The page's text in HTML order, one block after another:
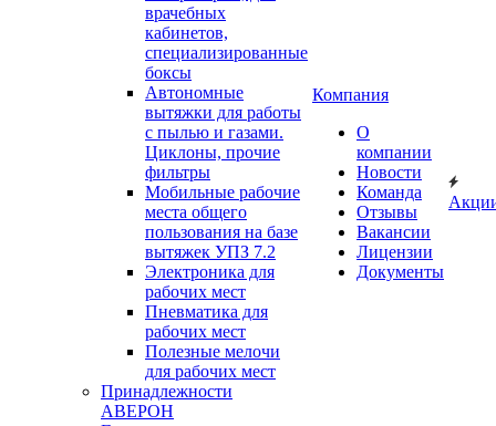
врачебных
кабинетов,
специализированные
боксы
Автономные
вытяжки для работы
с пылью и газами.
Циклоны, прочие
фильтры
Мобильные рабочие
места общего
пользования на базе
вытяжек УПЗ 7.2
Электроника для
рабочих мест
Пневматика для
рабочих мест
Полезные мелочи
для рабочих мест
Принадлежности
АВЕРОН
Компания
О
компании
Новости
Команда
Отзывы
Вакансии
Лицензии
Документы